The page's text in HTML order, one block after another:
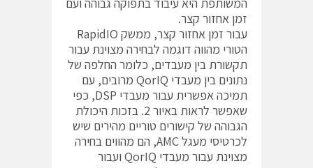
זמן אחזור קצר.
עבור זמן אחזור קצר, ממשק RapidIO
הטורי מהווה דוגמה לבחירה מצוינת עבור
תקשורת בין מעבדים, כלומר החלפה של
נתונים בין מעבדי QorIQ מרובים, עם
תמיכה אפשרית עבור מעבדי DSP, כפי
שאפשר לראות באיור 2. בזכות היכולת
הגבוהה של קישורים טוריים מהירים שיש
לכרטיסי מעגל AMC, הם מהווים בחירה
מצוינת עבור מעבדי QorIQ ועבור